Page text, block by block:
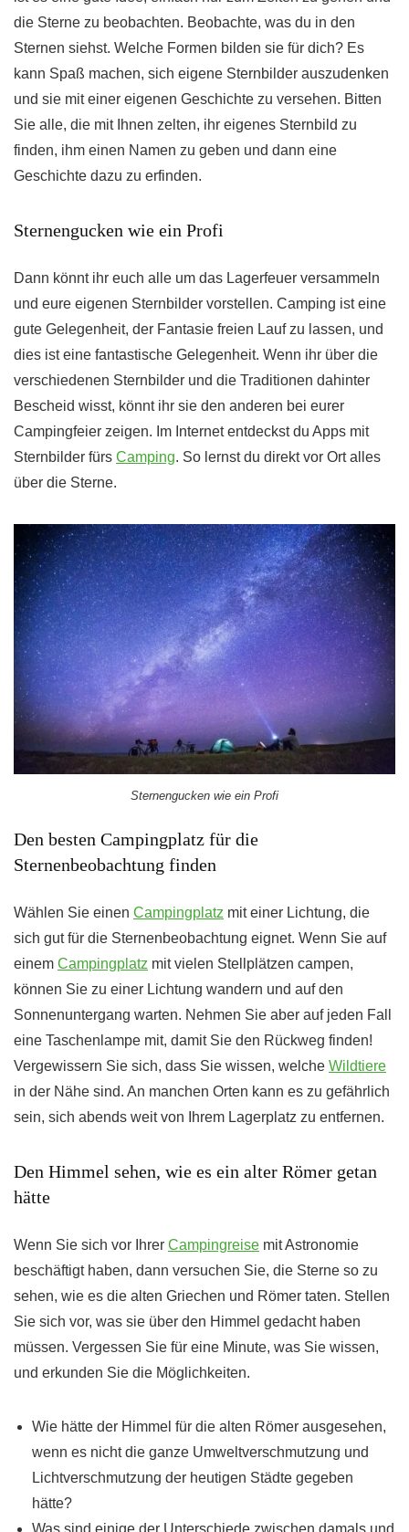
die Sterne zu beobachten. Beobachte, was du in den
Sternen siehst. Welche Formen bilden sie für dich? Es
kann Spaß machen, sich eigene Sternbilder auszudenken
und sie mit einer eigenen Geschichte zu versehen. Bitten
Sie alle, die mit Ihnen zelten, ihr eigenes Sternbild zu
finden, ihm einen Namen zu geben und dann eine
Geschichte dazu zu erfinden.
Sternengucken wie ein Profi
Dann könnt ihr euch alle um das Lagerfeuer versammeln
und eure eigenen Sternbilder vorstellen. Camping ist eine
gute Gelegenheit, der Fantasie freien Lauf zu lassen, und
dies ist eine fantastische Gelegenheit. Wenn ihr über die
verschiedenen Sternbilder und die Traditionen dahinter
Bescheid wisst, könnt ihr sie den anderen bei eurer
Campingfeier zeigen. Im Internet entdeckst du Apps mit
Sternbilder fürs Camping. So lernst du direkt vor Ort alles
über die Sterne.
Sternengucken wie ein Profi
Den besten Campingplatz für die
Sternenbeobachtung finden
Wählen Sie einen Campingplatz mit einer Lichtung, die
sich gut für die Sternenbeobachtung eignet. Wenn Sie auf
einem Campingplatz mit vielen Stellplätzen campen,
können Sie zu einer Lichtung wandern und auf den
Sonnenuntergang warten. Nehmen Sie aber auf jeden Fall
eine Taschenlampe mit, damit Sie den Rückweg finden!
Vergewissern Sie sich, dass Sie wissen, welche Wildtiere
in der Nähe sind. An manchen Orten kann es zu gefährlich
sein, sich abends weit von Ihrem Lagerplatz zu entfernen.
Den Himmel sehen, wie es ein alter Römer getan
hätte
Wenn Sie sich vor Ihrer Campingreise mit Astronomie
beschäftigt haben, dann versuchen Sie, die Sterne so zu
sehen, wie es die alten Griechen und Römer taten. Stellen
Sie sich vor, was sie über den Himmel gedacht haben
müssen. Vergessen Sie für eine Minute, was Sie wissen,
und erkunden Sie die Möglichkeiten.
Wie hätte der Himmel für die alten Römer ausgesehen,
wenn es nicht die ganze Umweltverschmutzung und
Lichtverschmutzung der heutigen Städte gegeben
hätte?